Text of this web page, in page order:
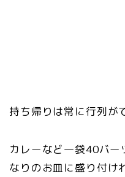
持ち帰りは常に行列が
カレーなど一袋40バ
なりのお皿に盛り付け